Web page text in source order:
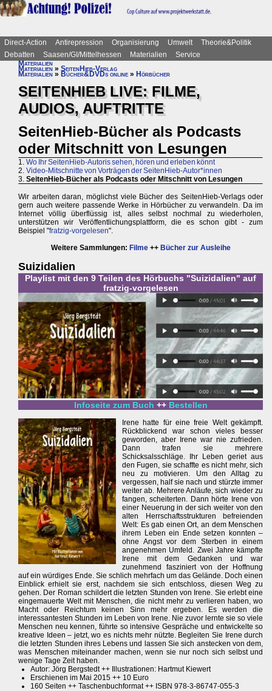
Direct-Action Antirepression Organisierung Umwelt
Theorie&Politik
Debatten
Saasen/GI/Mittelhessen Materialien
Service
Materialien
Materialien » SeitenHieb-Verlag
Materialien » Bücher&DVDs online » Hörbücher
SEITENHIEB LIVE: FILME,
AUDIOS, AUFTRITTE
SeitenHieb-Bücher als Podcasts
oder Mitschnitt von Lesungen
1. Wo Ihr SeitenHieb-Autoris sehen, hören und erleben könnt
2. Video-Mitschnitte von Vorträgen der SeitenHieb-Autor*innen
3. SeitenHieb-Bücher als Podcasts oder Mitschnitt von Lesungen
Wir arbeiten daran, möglichst viele Bücher des SeitenHieb-Verlags oder
gern auch weitere passende Werke in Hörbücher zu verwandeln. Da im
Internet völlig überflüssig ist, alles selbst nochmal zu wiederholen,
unterstützen wir Veröffentlichungsplattform, die es schon gibt - zum
Beispiel "fratzig-vorgelesen".
Weitere Sammlungen: Filme++ Bücher zur Ausleihe
Suizidalien
Playlist mit den 9 Teilen des Hörbuchs "Suizidalien" auf
fratzig-vorgelesen
Infoseite zum Buch ++ Bestellen
Irene hatte für eine freie Welt gekämpft.
Rückblickend war schon vieles besser
geworden, aber Irene war nie zufrieden.
Dann trafen sie mehrere
Schicksalsschläge. Ihr Leben geriet aus
den Fugen, sie schaffte es nicht mehr, sich
neu zu motivieren. Um den Alltag zu
vergessen, half sie nach und stürzte immer
weiter ab. Mehrere Anläufe, sich wieder zu
fangen, scheiterten. Dann hörte Irene von
einer Neuerung in der sich weiter von den
alten Herrschaftsstrukturen befreienden
Welt: Es gab einen Ort, an dem Menschen
ihrem Leben ein Ende setzen konnten –
ohne Angst vor dem Sterben in einem
angenehmen Umfeld. Zwei Jahre kämpfte
Irene mit dem Gedanken und war
zunehmend fasziniert von der Hoffnung
auf ein würdiges Ende. Sie schlich mehrfach um das Gelände. Doch einen
Einblick erhielt sie erst, nachdem sie sich entschloss, diesen Weg zu
gehen. Der Roman schildert die letzten Stunden von Irene. Sie erlebt eine
eingemauerte Welt mit Menschen, die nicht mehr zu verlieren haben, wo
Macht oder Reichtum keinen Sinn mehr ergeben. Es werden die
interessantesten Stunden im Leben von Irene. Nie zuvor lernte sie so viele
Menschen neu kennen, führte so intensive Gespräche und entwickelte so
kreative Ideen – jetzt, wo es nichts mehr nützte. Begleiten Sie Irene durch
die letzten Stunden ihres Lebens und lassen Sie sich anstecken von dem,
was Menschen miteinander machen, wenn sie nur noch sich selbst und
wenige Tage Zeit haben.
Autor: Jörg Bergstedt ++ Illustrationen: Hartmut Kiewert
Erschienen im Mai 2015 ++ 10 Euro
160 Seiten ++ Taschenbuchformat ++ ISBN 978-3-86747-055-3